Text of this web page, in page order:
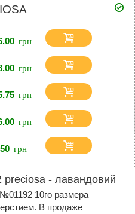
preciosa - лавандовий
10го размера
В продаже